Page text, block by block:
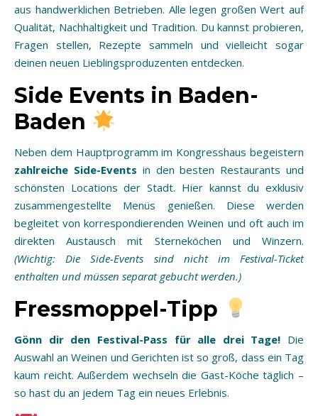
aus handwerklichen Betrieben. Alle legen großen Wert auf
Qualität, Nachhaltigkeit und Tradition. Du kannst probieren,
Fragen stellen, Rezepte sammeln und vielleicht sogar
deinen neuen Lieblingsproduzenten entdecken.
Side Events in Baden-
Baden
Neben dem Hauptprogramm im Kongresshaus begeistern
zahlreiche Side-Events in den besten Restaurants und
schönsten Locations der Stadt. Hier kannst du exklusiv
zusammengestellte Menüs genießen. Diese werden
begleitet von korrespondierenden Weinen und oft auch im
direkten Austausch mit Sterneköchen und Winzern.
(Wichtig: Die Side-Events sind nicht im Festival-Ticket
enthalten und müssen separat gebucht werden.)
Fressmoppel-Tipp
Gönn dir den Festival-Pass für alle drei Tage! Die
Auswahl an Weinen und Gerichten ist so groß, dass ein Tag
kaum reicht. Außerdem wechseln die Gast-Köche täglich –
so hast du an jedem Tag ein neues Erlebnis.